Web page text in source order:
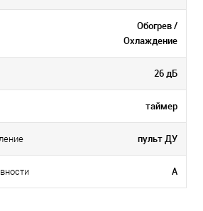
Обогрев /
Охлаждение
26 дБ
таймер
пульт ДУ
А